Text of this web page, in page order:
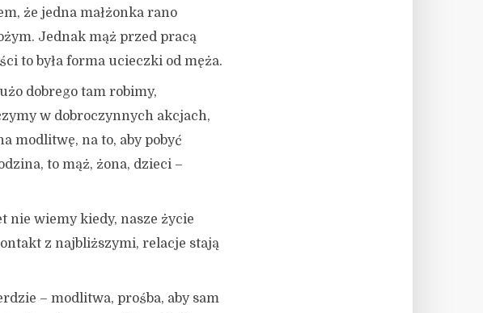
że jedna małżonka rano
Jednak mąż przed pracą
to była forma ucieczki od męża.
dobrego tam robimy,
w dobroczynnych akcjach,
modlitwę, na to, aby pobyć
to mąż, żona, dzieci –
nie wiemy kiedy, nasze życie
z najbliższymi, relacje stają
– modlitwa, prośba, aby sam